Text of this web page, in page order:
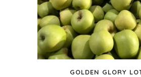
GOLDEN GLORY